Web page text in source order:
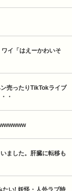
イ「はえーかわいそ
売ったりTikTokライブ
・
ました。肝臓に転移も
い! 妖怪・人外ラブ特